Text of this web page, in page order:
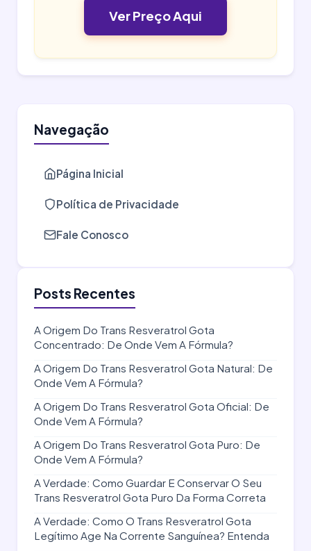
Ver Preço Aqui
Navegação
Página Inicial
Política de Privacidade
Fale Conosco
Posts Recentes
A Origem Do Trans Resveratrol Gota
Concentrado: De Onde Vem A Fórmula?
A Origem Do Trans Resveratrol Gota Natural: De
Onde Vem A Fórmula?
A Origem Do Trans Resveratrol Gota Oficial: De
Onde Vem A Fórmula?
A Origem Do Trans Resveratrol Gota Puro: De
Onde Vem A Fórmula?
A Verdade: Como Guardar E Conservar O Seu
Trans Resveratrol Gota Puro Da Forma Correta
A Verdade: Como O Trans Resveratrol Gota
Legítimo Age Na Corrente Sanguínea? Entenda